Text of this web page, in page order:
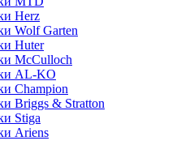
Herz
Wolf Garten
Huter
McCulloch
AL-KO
Champion
Briggs & Stratton
Stiga
Ariens